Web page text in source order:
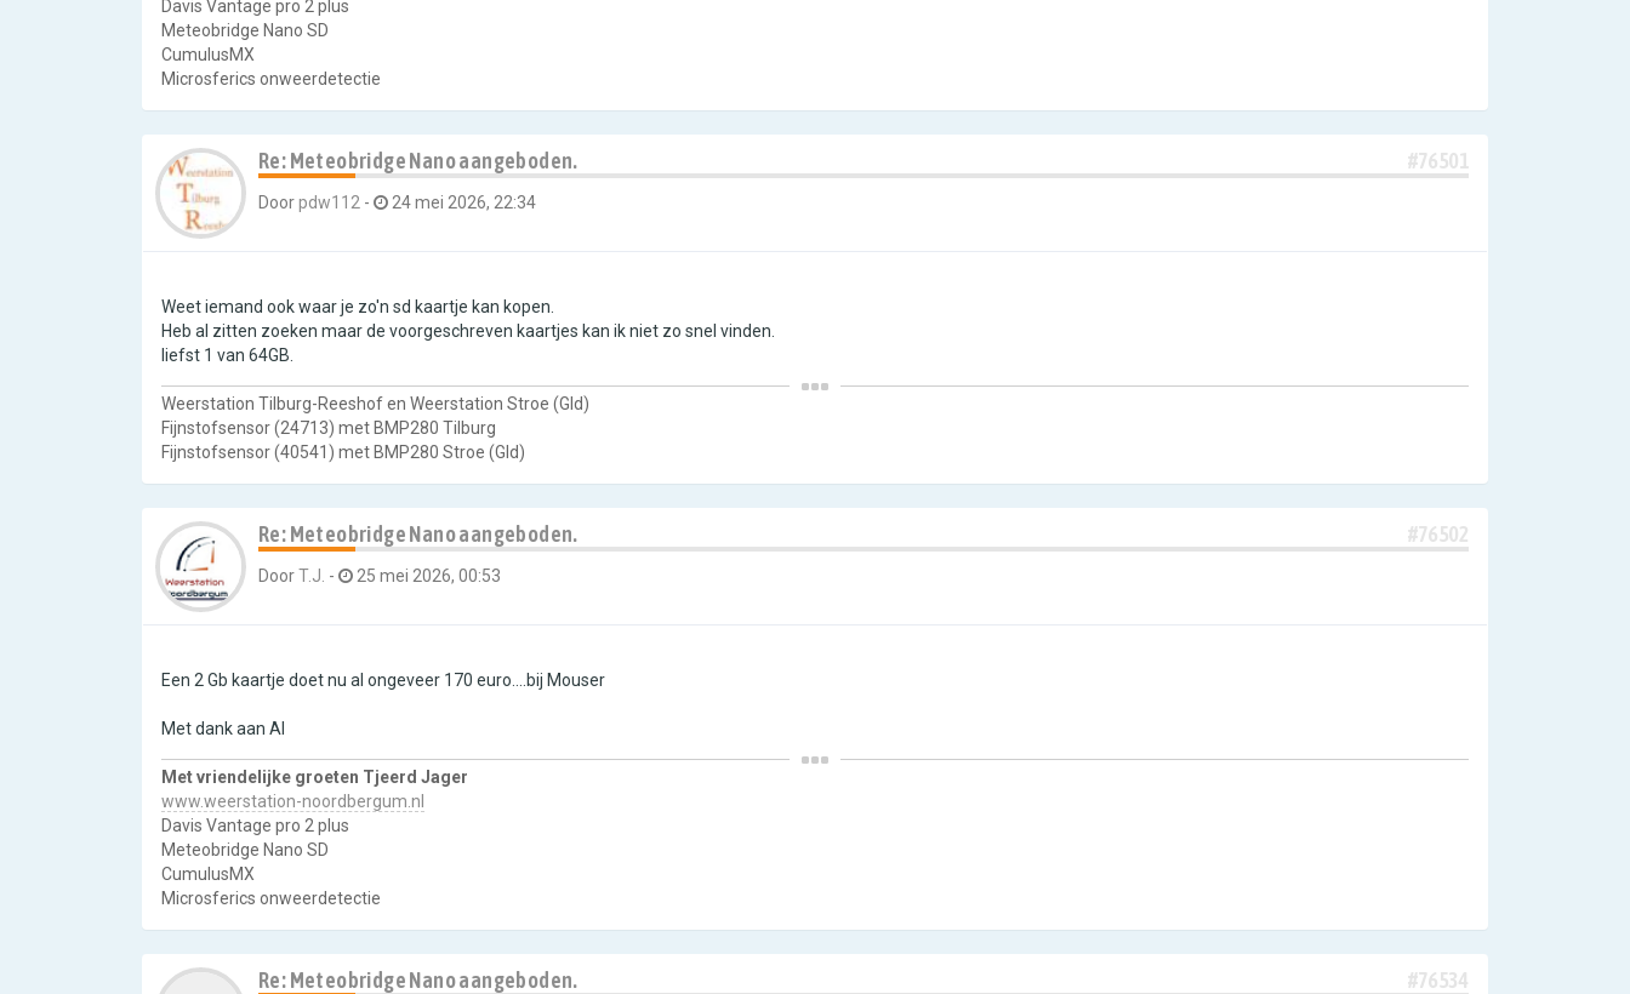
Davis Vantage pro 2 plus
Meteobridge Nano SD
CumulusMX
Microsferics onweerdetectie
Re: Meteobridge Nano aangeboden. #76501
Doorpdw112 - 24 mei 2026, 22:34
Weet iemand ook waar je zo'n sd kaartje kan kopen.
Heb al zitten zoeken maar de voorgeschreven kaartjes kan ik niet zo snel vinden.
liefst 1 van 64GB.
Weerstation Tilburg-Reeshof en Weerstation Stroe (Gld)
Fijnstofsensor (24713) met BMP280 Tilburg
Fijnstofsensor (40541) met BMP280 Stroe (Gld)
Re: Meteobridge Nano aangeboden. #76502
DoorT.J. - 25 mei 2026, 00:53
Een 2 Gb kaartje doet nu al ongeveer 170 euro....bij Mouser
Met dank aan AI
Met vriendelijke groeten Tjeerd Jager
www.weerstation-noordbergum.nl
Davis Vantage pro 2 plus
Meteobridge Nano SD
CumulusMX
Microsferics onweerdetectie
Re: Meteobridge Nano aangeboden. #76534